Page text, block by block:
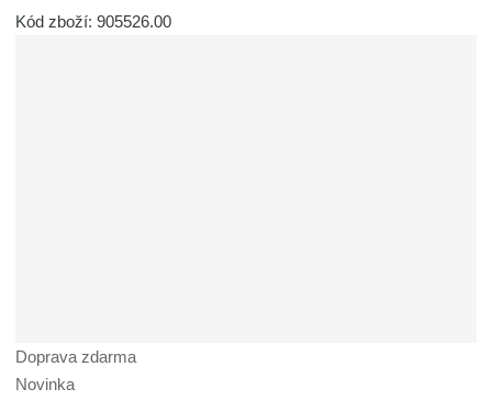
Kód zboží: 905526.00
Doprava zdarma
Novinka